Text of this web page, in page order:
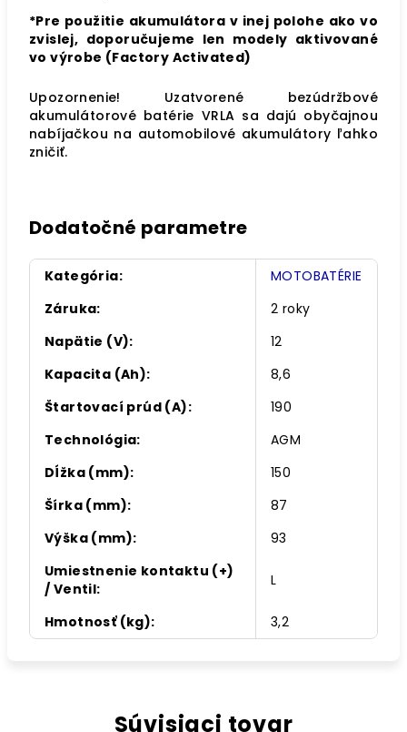
*Pre použitie akumulátora v inej polohe ako vo
zvislej, doporučujeme len modely aktivované
vo výrobe (Factory Activated)
Upozornenie! Uzatvorené bezúdržbové
akumulátorové batérie VRLA sa dajú obyčajnou
nabíjačkou na automobilové akumulátory ľahko
zničiť.
Dodatočné parametre
Kategória:
MOTOBATÉRIE
Záruka:
2 roky
Napätie (V):
12
Kapacita (Ah):
8,6
Štartovací prúd (A):
190
Technológia:
AGM
Dĺžka (mm):
150
Šírka (mm):
87
Výška (mm):
93
Umiestnenie kontaktu (+)
/ Ventil: L
Hmotnosť (kg): 3,2
Súvisiaci tovar